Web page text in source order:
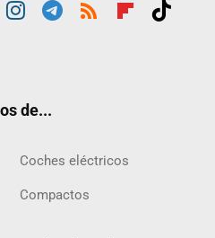
de...
Coches eléctricos
Compactos